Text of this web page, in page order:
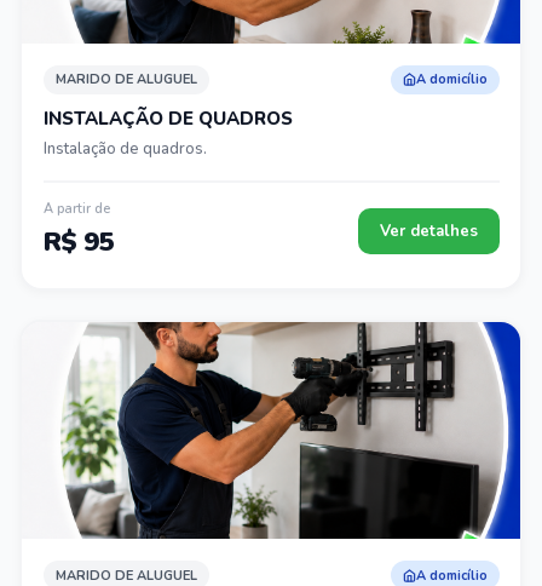
MARIDO DE ALUGUEL A domicílio
INSTALAÇÃO DE QUADROS
Instalação de quadros.
A partir de
R$ 95 Ver detalhes
MARIDO DE ALUGUEL A domicílio